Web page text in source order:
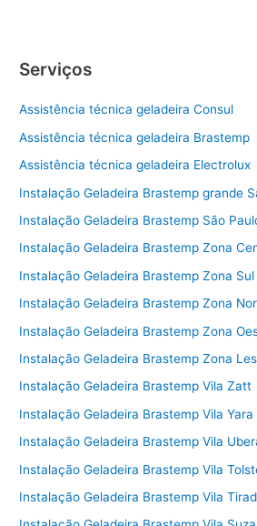
Serviços
Assistência técnica geladeira Consul
Assistência técnica geladeira Brastemp
Assistência técnica geladeira Electrolux
Instalação Geladeira Brastemp grande
Instalação Geladeira Brastemp São
Instalação Geladeira Brastemp Zona
Instalação Geladeira Brastemp Zona Sul
Instalação Geladeira Brastemp Zona
Instalação Geladeira Brastemp Zona
Instalação Geladeira Brastemp Zona
Instalação Geladeira Brastemp Vila Zatt
Instalação Geladeira Brastemp Vila Yara
Instalação Geladeira Brastemp Vila
Instalação Geladeira Brastemp Vila
Instalação Geladeira Brastemp Vila